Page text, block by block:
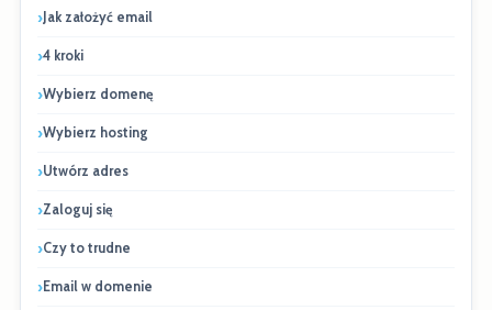
Jak założyć email
4 kroki
Wybierz domenę
Wybierz hosting
Utwórz adres
Zaloguj się
Czy to trudne
Email w domenie